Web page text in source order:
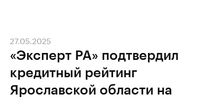
«Эксперт РА» подтвердил
кредитный рейтинг
Ярославской области на
27.05.2025